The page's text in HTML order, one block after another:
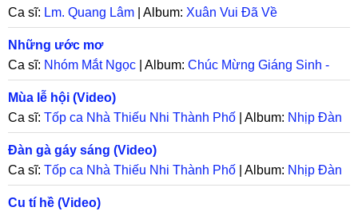
Ca sĩ: Lm. Quang Lâm | Album: Xuân Vui Đã Về
Những ước mơ
Ca sĩ: Nhóm Mắt Ngọc | Album: Chúc Mừng Giáng Sinh -
Viva La Radio
Mùa lễ hội (Video)
Ca sĩ: Tốp ca Nhà Thiếu Nhi Thành Phố | Album: Nhịp Đàn
Đêm Đông (Video)
Đàn gà gáy sáng (Video)
Ca sĩ: Tốp ca Nhà Thiếu Nhi Thành Phố | Album: Nhịp Đàn
Đêm Đông (Video)
Cu tí hề (Video)